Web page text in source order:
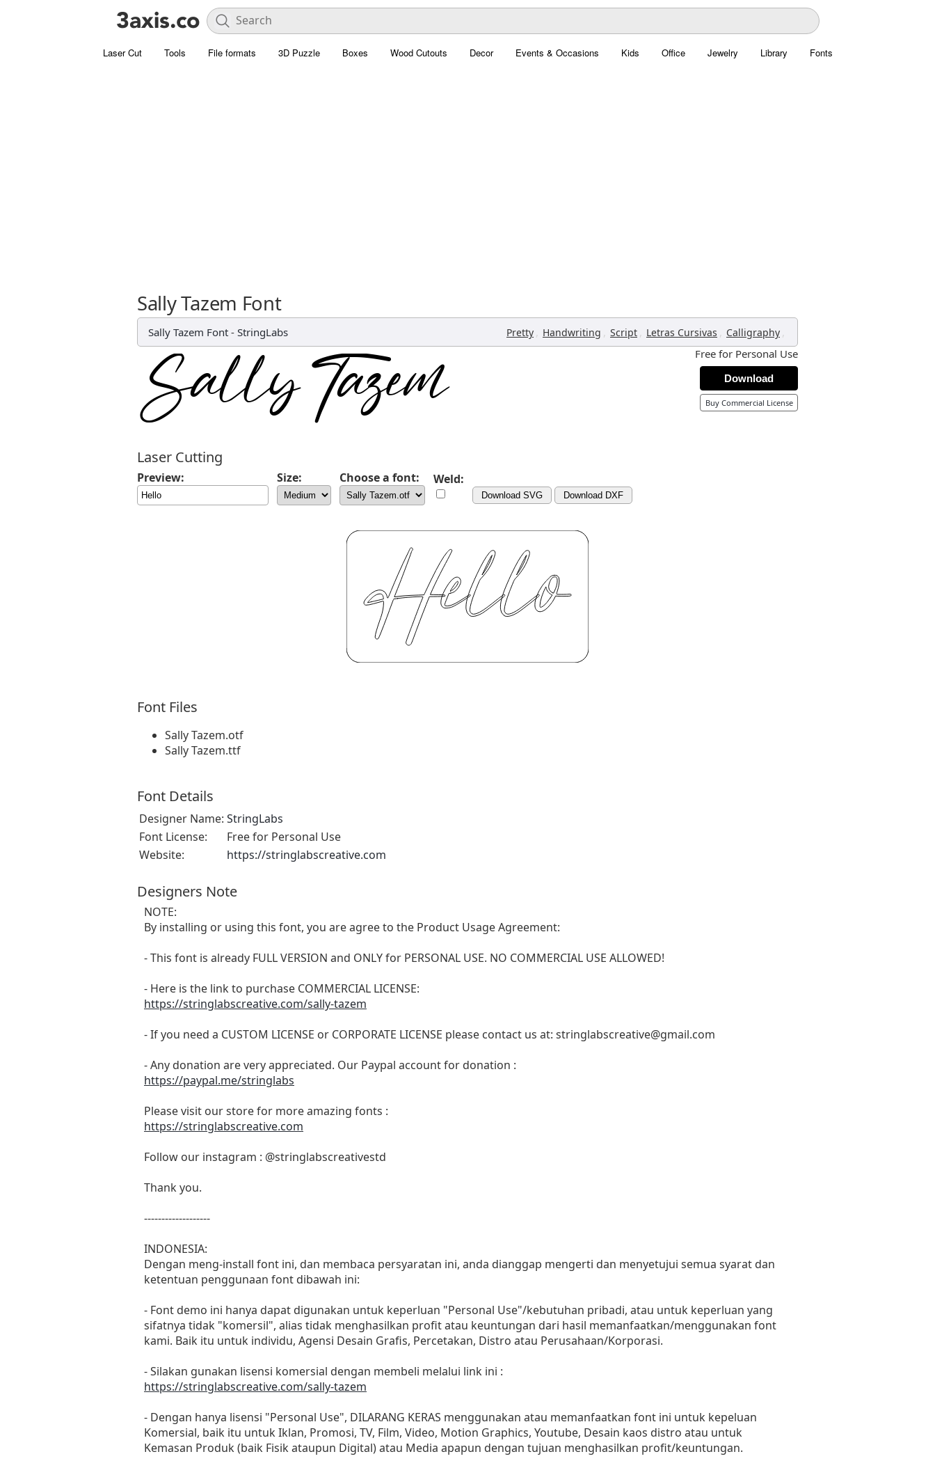
Laser Cut Tools File formats 3D Puzzle Boxes Wood Cutouts Decor Events & Occasions Kids Office Jewelry Library Fonts
Sally Tazem Font
Sally Tazem Font - StringLabs Pretty , Handwriting , Script , Letras Cursivas , Calligraphy ,
Free for Personal Use
Download
Buy Commercial License
Laser Cutting
Preview: Size: Choose a font: Weld:
Download SVG Download DXF
Font Files
Sally Tazem.otf
Sally Tazem.ttf
Font Details
Designer Name: StringLabs
Font License:
Free for Personal Use
Website:
https://stringlabscreative.com
Designers Note
NOTE:
By installing or using this font, you are agree to the Product Usage Agreement:
- This font is already FULL VERSION and ONLY for PERSONAL USE. NO COMMERCIAL USE ALLOWED!
- Here is the link to purchase COMMERCIAL LICENSE:
https://stringlabscreative.com/sally-tazem
- If you need a CUSTOM LICENSE or CORPORATE LICENSE please contact us at: stringlabscreative@gmail.com
- Any donation are very appreciated. Our Paypal account for donation :
https://paypal.me/stringlabs
Please visit our store for more amazing fonts :
https://stringlabscreative.com
Follow our instagram : @stringlabscreativestd
Thank you.
-------------------
INDONESIA:
Dengan meng-install font ini, dan membaca persyaratan ini, anda dianggap mengerti dan menyetujui semua syarat dan
ketentuan penggunaan font dibawah ini:
- Font demo ini hanya dapat digunakan untuk keperluan "Personal Use"/kebutuhan pribadi, atau untuk keperluan yang
sifatnya tidak "komersil", alias tidak menghasilkan profit atau keuntungan dari hasil memanfaatkan/menggunakan font
kami. Baik itu untuk individu, Agensi Desain Grafis, Percetakan, Distro atau Perusahaan/Korporasi.
- Silakan gunakan lisensi komersial dengan membeli melalui link ini :
https://stringlabscreative.com/sally-tazem
- Dengan hanya lisensi "Personal Use", DILARANG KERAS menggunakan atau memanfaatkan font ini untuk kepeluan
Komersial, baik itu untuk Iklan, Promosi, TV, Film, Video, Motion Graphics, Youtube, Desain kaos distro atau untuk
Kemasan Produk (baik Fisik ataupun Digital) atau Media apapun dengan tujuan menghasilkan profit/keuntungan.